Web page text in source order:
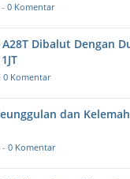
0 Komentar
A28T Dibalut Dengan
0 Komentar
dan
- 0 Komentar